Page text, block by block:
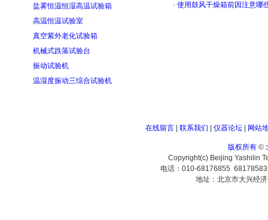
盐雾恒温恒湿高温试验箱
高温恒温试验室
真空紫外老化试验箱
机械式跌落试验台
振动试验机
温湿度振动三综合试验机
· 使用鼓风干燥箱前因注意哪
在线留言| 联系我们 仪器论坛| 网站
版权所有©
Copyright(c) Beijing Yashilin
电话：010-68176855
地址：北京市大兴经